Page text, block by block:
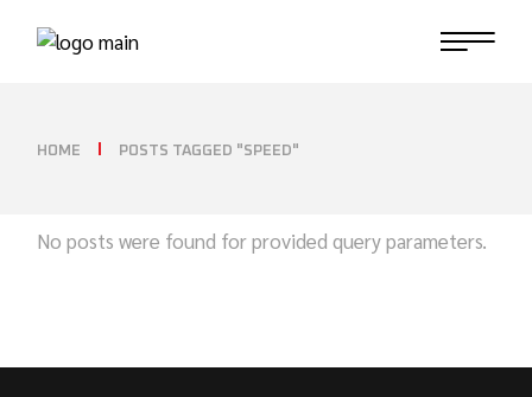
HOME POSTS TAGGED "SPEED"
No posts were found for provided query parameters.